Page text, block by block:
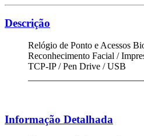
Descrição
Relógio de Ponto e Acessos
Reconhecimento Facial /
TCP-IP / Pen Drive / USB
Informação Detalhada